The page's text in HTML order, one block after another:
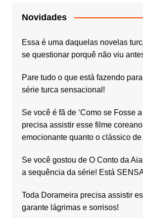
Novidades
Essa é uma daquelas novelas
se questionar porquê não viu
Pare tudo o que está fazendo
série turca sensacional!
Se você é fã de ‘Como se Fosse
precisa assistir esse filme
emocionante quanto o clássico
Se você gostou de O Conto da
a sequência da série! Está
Toda Dorameira precisa assistir
garante lágrimas e sorrisos!